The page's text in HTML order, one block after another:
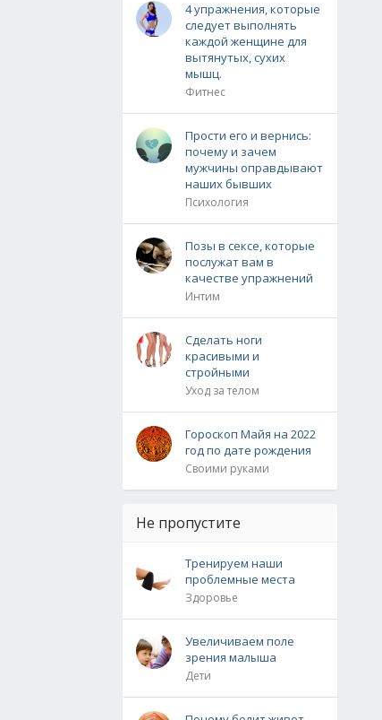
4 упражнения, которые
следует выполнять
каждой женщине для
вытянутых, сухих
мышц.
Фитнес
Прости его и вернись:
почему и зачем
мужчины оправдывают
наших бывших
Психология
Позы в сексе, которые
послужат вам в
качестве упражнений
Интим
Сделать ноги
красивыми и
стройными
Уход за телом
Гороскоп Майя на 2022
год по дате рождения
Своими руками
Не пропустите
Тренируем наши
проблемные места
Здоровье
Увеличиваем поле
зрения малыша
Дети